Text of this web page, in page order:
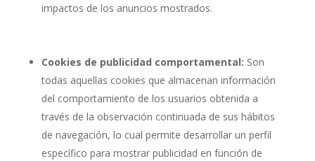
impactos de los anuncios mostrados.
Cookies de publicidad comportamental: Son
todas aquellas cookies que almacenan información
del comportamiento de los usuarios obtenida a
través de la observación continuada de sus hábitos
de navegación, lo cual permite desarrollar un perfil
específico para mostrar publicidad en función de